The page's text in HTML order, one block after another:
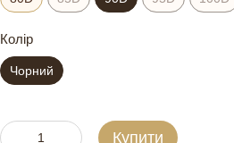
Колір
Чорний
Купити